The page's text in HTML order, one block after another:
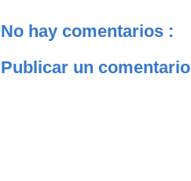
No hay comentarios :
Publicar un comentario